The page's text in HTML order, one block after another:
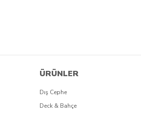
ÜRÜNLER
Dış Cephe
Deck & Bahçe